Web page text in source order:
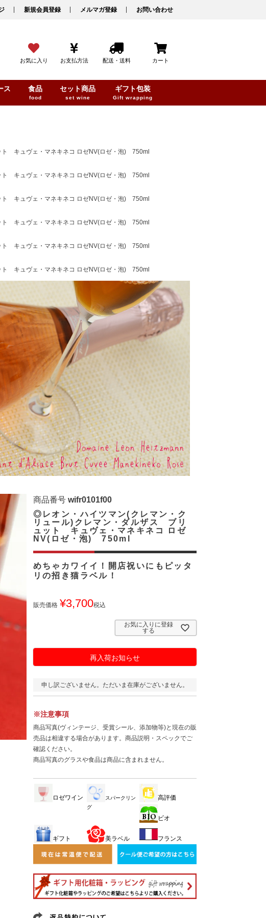
新規会員登録 メルマガ登録 お問い合わせ
お気に入り お支払方法 配送・送料 カート
ス 食品
food
セット商品
set wine
ギフト包装
Gift wrapping
キュヴェ・マネキネコ ロゼNV(ロゼ・泡) 750ml
キュヴェ・マネキネコ ロゼNV(ロゼ・泡) 750ml
キュヴェ・マネキネコ ロゼNV(ロゼ・泡) 750ml
キュヴェ・マネキネコ ロゼNV(ロゼ・泡) 750ml
キュヴェ・マネキネコ ロゼNV(ロゼ・泡) 750ml
キュヴェ・マネキネコ ロゼNV(ロゼ・泡) 750ml
商品番号 wifr0101f00
めちゃカワイイ！開店祝いにもピッタ
リの招き猫ラベル！
◎レオン・ハイツマン(クレマン・ク
リュール)クレマン・ダルザス ブリ
ュット キュヴェ・マネキネコ ロゼ
NV(ロゼ・泡) 750ml
販売価格 ¥3,700税込
お気に入りに登録
する
再入荷お知らせ
申し訳ございません。ただいま在庫がございません。
※注意事項
商品写真(ヴィンテージ、受賞シール、添加物等)と現在の販
売品は相違する場合があります。商品説明・スペックでご
確認ください。
商品写真のグラスや食品は商品に含まれません。
ロゼワイン
スパークリン
グ
高評価
ビオ
ギフト 美ラベル フランス